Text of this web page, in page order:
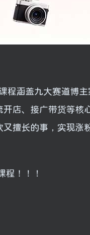
程涵盖九大赛道博
店、接广带货等核
擅长的事，实现涨
！！！